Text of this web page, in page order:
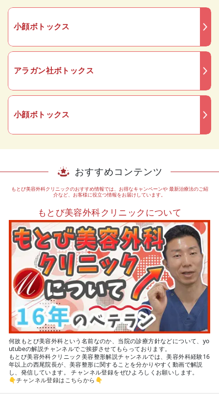
小顔ボトックス
アラガン社ボトックス
小顔ボトックス
おすすめコンテンツ
もとび美容外科クリニックのおすすめ情報では、お得なキャンペーンや最新治療法のご紹
介など、お客様に役立つ情報をお届けしています。
もとび美容外科クリニックについて
何故もとび美容外科という名前なのか、当院の診療方針などについて、yo
utubeの解説チャンネルでご挨拶させてもらっております。
もとび美容外科クリニック美容整形解説チャンネルでは、美容外科経験16
年以上の西尾院長が、美容整形に関することを分かりやすく動画で解説
し、発信しています。 チャンネル登録をぜひよろしくお願いします。
👇チャンネル登録はこちらから 👇